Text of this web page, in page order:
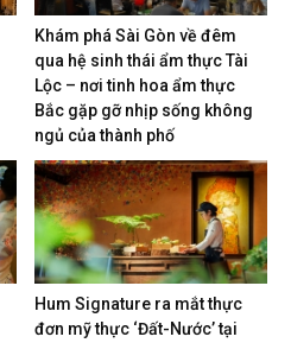
Khám phá Sài Gòn về đêm
qua hệ sinh thái ẩm thực Tài
Lộc – nơi tinh hoa ẩm thực
Bắc gặp gỡ nhịp sống không
ngủ của thành phố
Hum Signature ra mắt thực
đơn mỹ thực ‘Đất-Nước’ tại